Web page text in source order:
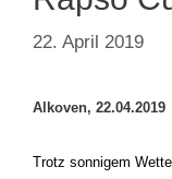
22. April 2019
Alkoven, 22.04.2019
Trotz sonnigem